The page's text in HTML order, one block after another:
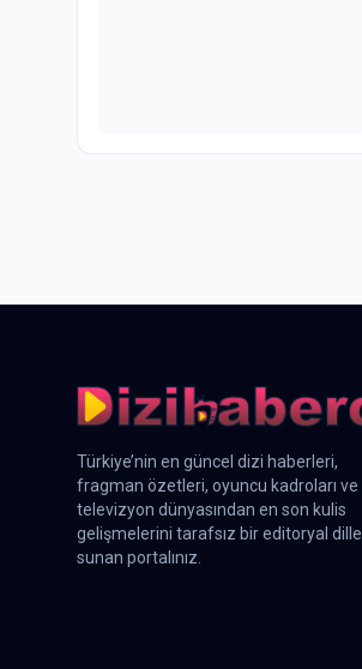
Türkiye’nin en güncel dizi haberleri,
fragman özetleri, oyuncu kadroları ve
televizyon dünyasından en son kulis
gelişmelerini tarafsız bir editoryal dille
sunan portalınız.